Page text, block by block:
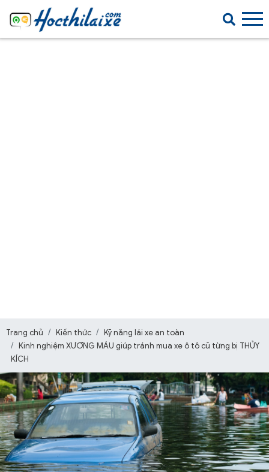
Trang chủ Kiến thức
Kỹ năng lái xe an toàn
Kinh nghiệm XƯƠNG MÁU giúp tránh mua xe ô tô cũ từng bị THỦY
KÍCH